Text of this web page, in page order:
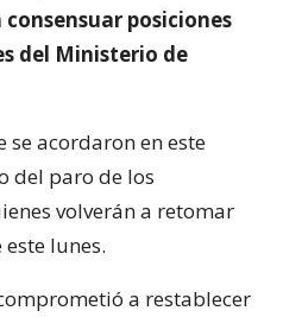
posiciones
del Ministerio de
se acordaron en este
del paro de los
volverán a retomar
lunes.
a restablecer